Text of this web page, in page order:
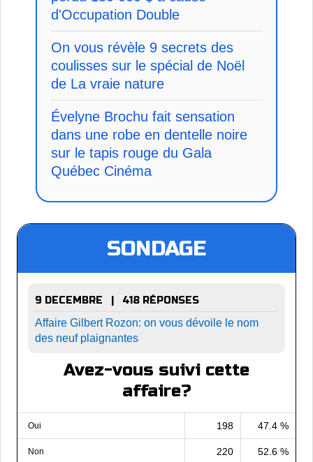
d'Occupation Double
On vous révèle 9 secrets des
coulisses sur le spécial de Noël
de La vraie nature
Évelyne Brochu fait sensation
dans une robe en dentelle noire
sur le tapis rouge du Gala
Québec Cinéma
SONDAGE
9 DECEMBRE | 418 RÉPONSES
Affaire Gilbert Rozon: on vous dévoile le nom
des neuf plaignantes
Avez-vous suivi cette
affaire?
Oui 198 47.4 %
Non 220 52.6 %